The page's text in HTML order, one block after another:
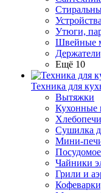
Утюги,
Швейные
Ещё 10
Техника для
Вытяжки
Кухонные
Хлебопечи
Сушилка
Мини-
Чайники
Грили и